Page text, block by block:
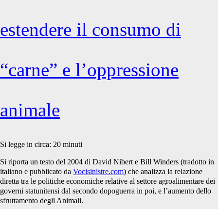
<span>agrobusiness
e
animali</span>
estendere il consumo di
“carne” e l’oppressione
animale
Si legge in circa: 20 minuti
Si riporta un testo del 2004 di David Nibert e Bill Winders (tradotto in
italiano e pubblicato da Vocisinistre.com) che analizza la relazione
diretta tra le politiche economiche relative al settore agroalimentare dei
governi statunitensi dal secondo dopoguerra in poi, e l’aumento dello
sfruttamento degli Animali.